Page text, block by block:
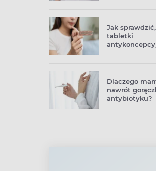
Jak
tabletki
Dlaczego
nawrót
antybiotyku?